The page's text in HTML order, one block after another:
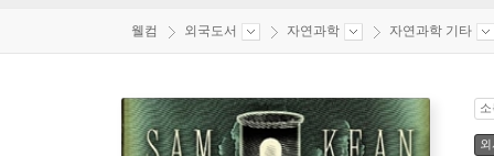
웰컴 외국도서 자연과학 자연과학 기타